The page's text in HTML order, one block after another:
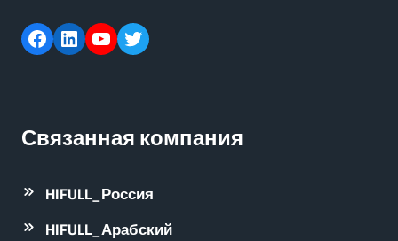
Facebook
LinkedIn
YouTube
Twitter
Связанная компания
HIFULL_Россия
HIFULL_Арабский